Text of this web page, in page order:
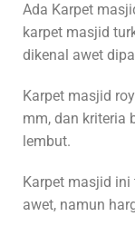
Ada Karpet
karpet masjid
dikenal awet
Karpet masjid
mm, dan kriteria
lembut.
Karpet masjid
awet, namun